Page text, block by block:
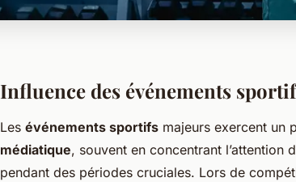
Influence des événements
Les événements sportifs majeurs exercent un
médiatique, souvent en concentrant l’attention
pendant des périodes cruciales. Lors de